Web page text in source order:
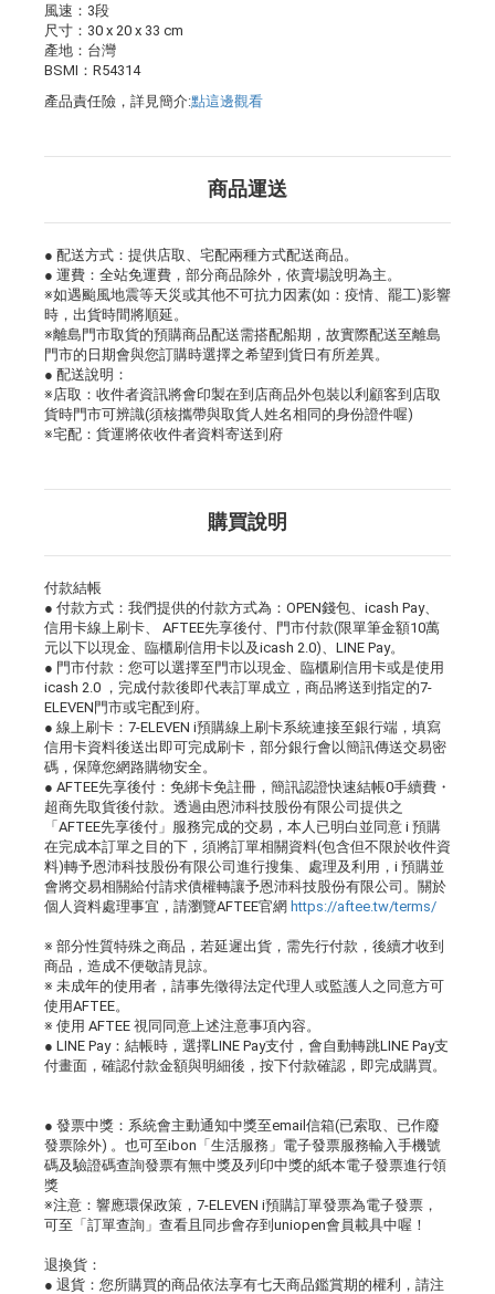
風速：3段
尺寸：30 x 20 x 33 cm
產地：台灣
BSMI：R54314
產品責任險，詳見簡介:點這邊觀看
商品運送
● 配送方式：提供店取、宅配兩種方式配送商品。
● 運費：全站免運費，部分商品除外，依賣場說明為主。
※如遇颱風地震等天災或其他不可抗力因素(如：疫情、罷工)影響
時，出貨時間將順延。
※離島門市取貨的預購商品配送需搭配船期，故實際配送至離島
門市的日期會與您訂購時選擇之希望到貨日有所差異。
● 配送說明：
※店取：收件者資訊將會印製在到店商品外包裝以利顧客到店取
貨時門市可辨識(須核攜帶與取貨人姓名相同的身份證件喔)
※宅配：貨運將依收件者資料寄送到府
購買說明
付款結帳
● 付款方式：我們提供的付款方式為：OPEN錢包、icash Pay、
信用卡線上刷卡、 AFTEE先享後付、門市付款(限單筆金額10萬
元以下以現金、臨櫃刷信用卡以及icash 2.0)、LINE Pay。
● 門市付款：您可以選擇至門市以現金、臨櫃刷信用卡或是使用
icash 2.0 ，完成付款後即代表訂單成立，商品將送到指定的7-
ELEVEN門市或宅配到府。
● 線上刷卡：7-ELEVEN i預購線上刷卡系統連接至銀行端，填寫
信用卡資料後送出即可完成刷卡，部分銀行會以簡訊傳送交易密
碼，保障您網路購物安全。
● AFTEE先享後付：免綁卡免註冊，簡訊認證快速結帳0手續費・
超商先取貨後付款。透過由恩沛科技股份有限公司提供之
「AFTEE先享後付」服務完成的交易，本人已明白並同意 i 預購
在完成本訂單之目的下，須將訂單相關資料(包含但不限於收件資
料)轉予恩沛科技股份有限公司進行搜集、處理及利用，i 預購並
會將交易相關給付請求債權轉讓予恩沛科技股份有限公司。關於
個人資料處理事宜，請瀏覽AFTEE官網 https://aftee.tw/terms/
※ 部分性質特殊之商品，若延遲出貨，需先行付款，後續才收到
商品，造成不便敬請見諒。
※ 未成年的使用者，請事先徵得法定代理人或監護人之同意方可
使用AFTEE。
※ 使用 AFTEE 視同同意上述注意事項內容。
● LINE Pay：結帳時，選擇LINE Pay支付，會自動轉跳LINE Pay支
付畫面，確認付款金額與明細後，按下付款確認，即完成購買。
● 發票中獎：系統會主動通知中獎至email信箱(已索取、已作廢
發票除外) 。也可至ibon「生活服務」電子發票服務輸入手機號
碼及驗證碼查詢發票有無中獎及列印中獎的紙本電子發票進行領
獎
※注意：響應環保政策，7-ELEVEN i預購訂單發票為電子發票，
可至「訂單查詢」查看且同步會存到uniopen會員載具中喔！
退換貨：
● 退貨：您所購買的商品依法享有七天商品鑑賞期的權利，請注